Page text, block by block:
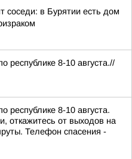
соседи: в Бурятии есть дом
республике 8-10 августа.//
республике 8-10 августа.
откажитесь от выходов на
Телефон спасения -